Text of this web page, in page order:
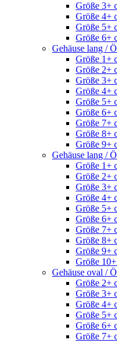
Größe 3+
Größe 4+
Größe 5+
Größe 6+
Gehäuse lang /
Größe 1+
Größe 2+
Größe 3+
Größe 4+
Größe 5+
Größe 6+
Größe 7+
Größe 8+
Größe 9+
Gehäuse lang /
Größe 1+
Größe 2+
Größe 3+
Größe 4+
Größe 5+
Größe 6+
Größe 7+
Größe 8+
Größe 9+
Größe
Gehäuse oval /
Größe 2+
Größe 3+
Größe 4+
Größe 5+
Größe 6+
Größe 7+